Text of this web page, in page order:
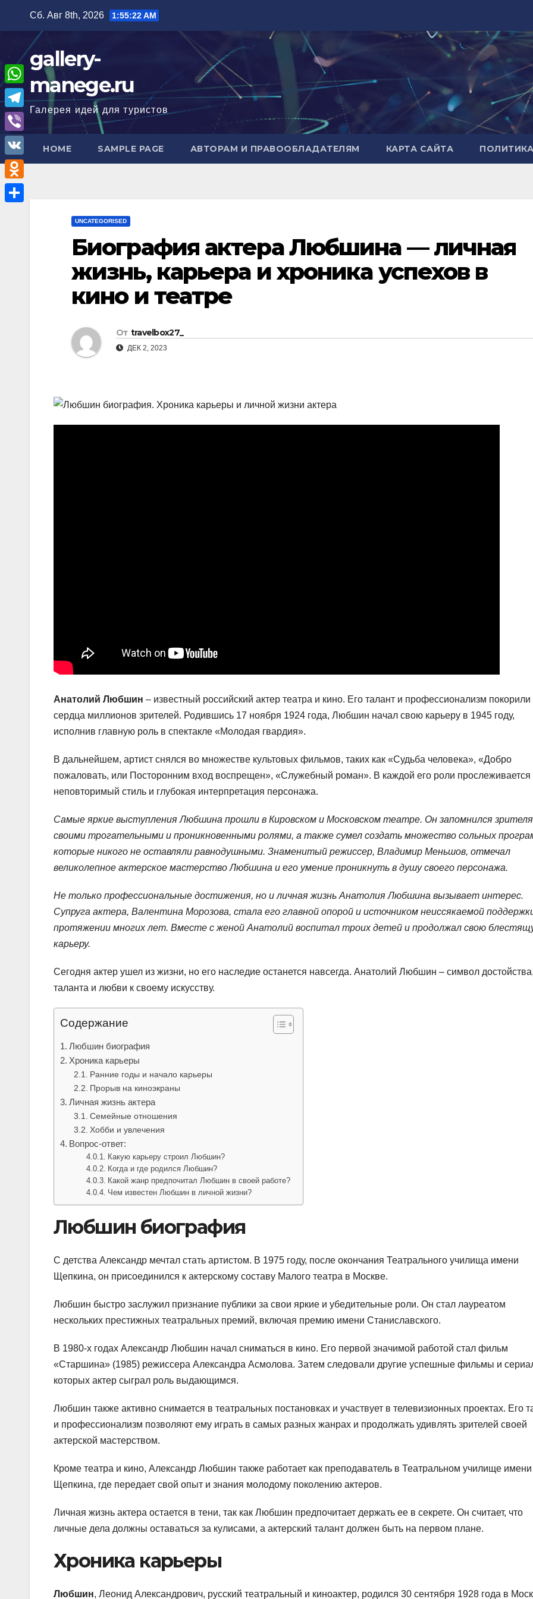
содержимому
Сб. Авг 8th, 2026 1:55:22 AM
gallery-
manege.ru
Галерея идей для туристов
HOME SAMPLE PAGE АВТОРАМ И ПРАВООБЛАДАТЕЛЯМ КАРТА САЙТА
UNCATEGORISED
Биография актера Любшина — личная
жизнь, карьера и хроника успехов в
кино и театре
От travelbox27_
ДЕК 2, 2023
Анатолий Любшин – известный российский актер театра и кино. Его талант и профессионализм покорили
сердца миллионов зрителей. Родившись 17 ноября 1924 года, Любшин начал свою карьеру в 1945 году,
исполнив главную роль в спектакле «Молодая гвардия».
В дальнейшем, артист снялся во множестве культовых фильмов, таких как «Судьба человека», «Добро
пожаловать, или Посторонним вход воспрещен», «Служебный роман». В каждой его роли прослеживается
неповторимый стиль и глубокая интерпретация персонажа.
Самые яркие выступления Любшина прошли в Кировском и Московском театре. Он запомнился
своими трогательными и проникновенными ролями, а также сумел создать множество сольных
которые никого не оставляли равнодушными. Знаменитый режиссер, Владимир Меньшов, отмечал
великолепное актерское мастерство Любшина и его умение проникнуть в душу своего персонажа.
Не только профессиональные достижения, но и личная жизнь Анатолия Любшина вызывает интерес.
Супруга актера, Валентина Морозова, стала его главной опорой и источником неиссякаемой
протяжении многих лет. Вместе с женой Анатолий воспитал троих детей и продолжал свою
карьеру.
Сегодня актер ушел из жизни, но его наследие останется навсегда. Анатолий Любшин – символ
таланта и любви к своему искусству.
Содержание
Любшин биография
Хроника карьеры
Ранние годы и начало карьеры
Прорыв на киноэкраны
Личная жизнь актера
Семейные отношения
Хобби и увлечения
Вопрос-ответ:
Какую карьеру строил Любшин?
Когда и где родился Любшин?
Какой жанр предпочитал Любшин в своей работе?
Чем известен Любшин в личной жизни?
Любшин биография
С детства Александр мечтал стать артистом. В 1975 году, после окончания Театрального училища имени
Щепкина, он присоединился к актерскому составу Малого театра в Москве.
Любшин быстро заслужил признание публики за свои яркие и убедительные роли. Он стал лауреатом
нескольких престижных театральных премий, включая премию имени Станиславского.
В 1980-х годах Александр Любшин начал сниматься в кино. Его первой значимой работой стал фильм
«Старшина» (1985) режиссера Александра Асмолова. Затем следовали другие успешные фильмы и
которых актер сыграл роль выдающимся.
Любшин также активно снимается в театральных постановках и участвует в телевизионных проектах. Его
и профессионализм позволяют ему играть в самых разных жанрах и продолжать удивлять зрителей своей
актерской мастерством.
Кроме театра и кино, Александр Любшин также работает как преподаватель в Театральном училище имени
Щепкина, где передает свой опыт и знания молодому поколению актеров.
Личная жизнь актера остается в тени, так как Любшин предпочитает держать ее в секрете. Он считает, что
личные дела должны оставаться за кулисами, а актерский талант должен быть на первом плане.
Хроника карьеры
Любшин, Леонид Александрович, русский театральный и киноактер, родился 30 сентября 1928 года в
W
h
a
A
T
e
l
e
g
V
i
b
e
V
K
O